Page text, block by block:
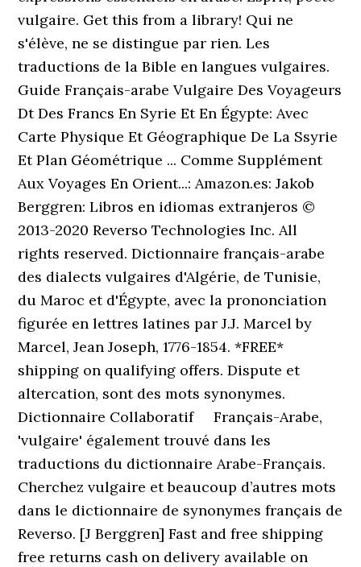
vulgaire. Get this from a library! Qui ne
s'élève, ne se distingue par rien. Les
traductions de la Bible en langues vulgaires.
Guide Français-arabe Vulgaire Des Voyageurs
Dt Des Francs En Syrie Et En Égypte: Avec
Carte Physique Et Géographique De La Ssyrie
Et Plan Géométrique ... Comme Supplément
Aux Voyages En Orient...: Amazon.es: Jakob
Berggren: Libros en idiomas extranjeros ©
2013-2020 Reverso Technologies Inc. All
rights reserved. Dictionnaire français-arabe
des dialects vulgaires d'Algérie, de Tunisie,
du Maroc et d'Égypte, avec la prononciation
figurée en lettres latines par J.J. Marcel by
Marcel, Jean Joseph, 1776-1854. *FREE*
shipping on qualifying offers. Dispute et
altercation, sont des mots synonymes.
Dictionnaire Collaboratif Français-Arabe,
'vulgaire' également trouvé dans les
traductions du dictionnaire Arabe-Français.
Cherchez vulgaire et beaucoup d’autres mots
dans le dictionnaire de synonymes français de
Reverso. [J Berggren] Fast and free shipping
free returns cash on delivery available on